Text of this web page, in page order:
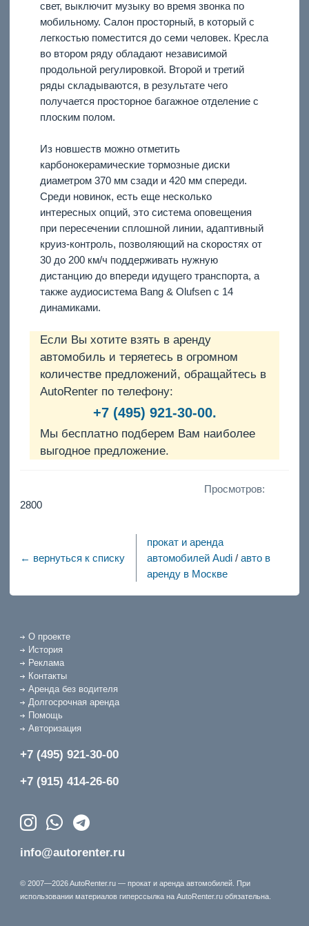
свет, выключит музыку во время звонка по
мобильному. Салон просторный, в который с
легкостью поместится до семи человек. Кресла
во втором ряду обладают независимой
продольной регулировкой. Второй и третий
ряды складываются, в результате чего
получается просторное багажное отделение с
плоским полом.
Из новшеств можно отметить
карбонокерамические тормозные диски
диаметром 370 мм сзади и 420 мм спереди.
Среди новинок, есть еще несколько
интересных опций, это система оповещения
при пересечении сплошной линии, адаптивный
круиз-контроль, позволяющий на скоростях от
30 до 200 км/ч поддерживать нужную
дистанцию до впереди идущего транспорта, а
также аудиосистема Bang & Olufsen с 14
динамиками.
Если Вы хотите взять в аренду
автомобиль и теряетесь в огромном
количестве предложений, обращайтесь в
AutoRenter по телефону:
+7 (495) 921-30-00.
Мы бесплатно подберем Вам наиболее
выгодное предложение.
Просмотров:
2800
← вернуться к списку
прокат и аренда
автомобилей Audi /авто в
аренду в Москве
О проекте
История
Реклама
Контакты
Аренда без водителя
Долгосрочная аренда
Помощь
Авторизация
+7 (495) 921-30-00
+7 (915) 414-26-60
info@autorenter.ru
© 2007—2026 AutoRenter.ru — прокат и аренда автомобилей. При
использовании материалов гиперссылка на AutoRenter.ru обязательна.